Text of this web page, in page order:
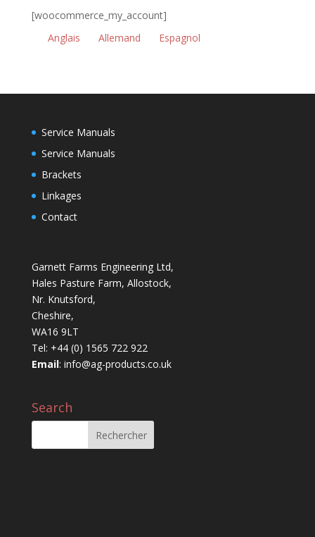
[woocommerce_my_account]
Anglais
Allemand Espagnol
Service Manuals
Service Manuals
Brackets
Linkages
Contact
Garnett Farms Engineering Ltd,
Hales Pasture Farm, Allostock,
Nr. Knutsford,
Cheshire,
WA16 9LT
Tel: +44 (0) 1565 722 922
Email: info@ag-products.co.uk
Search